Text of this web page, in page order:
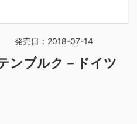
発売日：2018-07-14
ンブルク－ドイツ